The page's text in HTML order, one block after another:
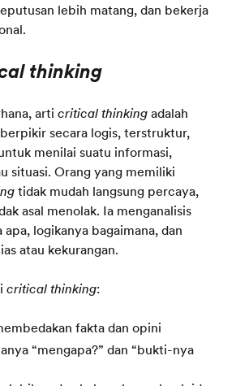
lebih matang, dan bekerja
thinking
arti critical thinkingadalah
secara logis, terstruktur,
menilai suatu informasi,
situasi. Orang yang memiliki
tidak mudah langsung percaya,
asal menolak. Ia menganalisis
logikanya bagaimana, dan
atau kekurangan.
critical thinking:
fakta dan opini
“mengapa?” dan “bukti-nya